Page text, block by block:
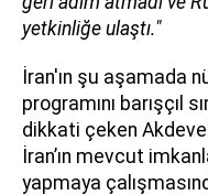
yetkinliğe ulaştı."
İran'ın şu aşamada
programını barışçıl
dikkati çeken
İran’ın mevcut
yapmaya